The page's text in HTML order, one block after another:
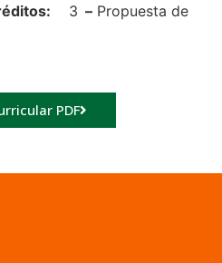
3 – Propuesta de
PDF